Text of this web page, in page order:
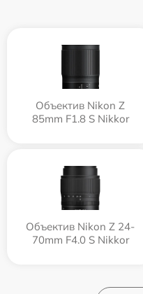
Объектив Nikon Z
85mm F1.8 S Nikkor
Объектив Nikon Z 24-
70mm F4.0 S Nikkor